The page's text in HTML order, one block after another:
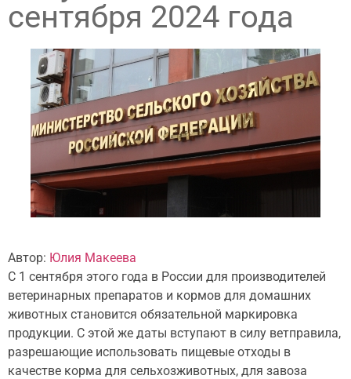
сентября 2024 года
Автор: Юлия Макеева
С 1 сентября этого года в России для производителей
ветеринарных препаратов и кормов для домашних
животных становится обязательной маркировка
продукции. С этой же даты вступают в силу ветправила,
разрешающие использовать пищевые отходы в
качестве корма для сельхозживотных, для завоза